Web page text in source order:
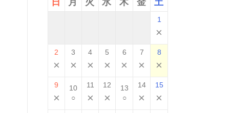
日 月 火 水 木 金 土
1
×
2
×
3
×
4
×
5
×
6
×
7
×
8
×
9
×
10
○
11
×
12
×
13
○
14
×
15
×